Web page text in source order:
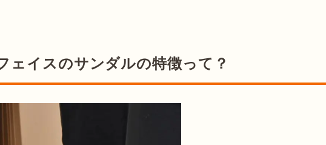
ェイスのサンダルの特徴って？